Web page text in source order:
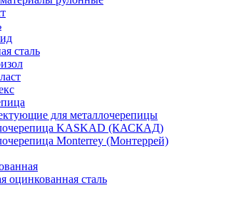
сталь
для металлочерепицы
KASKAD (КАСКАД)
Monterrey (Монтеррей)
оцинкованная сталь